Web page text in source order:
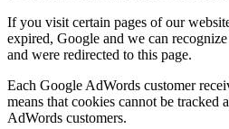
If you visit certain pages of our
expired, Google and we can
and were redirected to this page.
Each Google AdWords customer
means that cookies cannot be tracked
AdWords customers.